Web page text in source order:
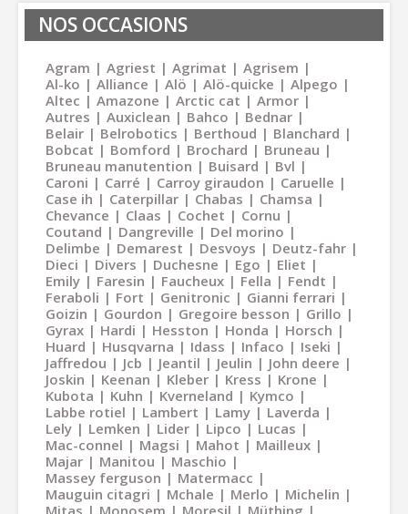
NOS OCCASIONS
Agram Agriest Agrimat
Agrisem
Al-ko
Alliance Alö Alö-quicke
Alpego
Altec
Amazone Arctic cat
Armor
Autres
Auxiclean Bahco
Bednar
Belair
Belrobotics Berthoud
Blanchard
Bobcat
Bomford Brochard
Bruneau
Bruneau manutention
Buisard
Bvl
Caroni
Carré Carroy giraudon
Caruelle
Case ih
Caterpillar Chabas
Chamsa
Chevance
Claas Cochet
Cornu
Coutand
Dangreville
Del morino
Delimbe
Demarest Desvoys
Deutz-fahr
Dieci
Divers Duchesne Ego
Eliet
Emily
Faresin Faucheux Fella
Fendt
Feraboli
Fort Genitronic
Gianni ferrari
Goizin
Gourdon Gregoire besson
Grillo
Gyrax
Hardi Hesston Honda
Horsch
Huard
Husqvarna Idass Infaco
Iseki
Jaffredou
Jcb Jeantil Jeulin
John deere
Joskin
Keenan Kleber Kress
Krone
Kubota
Kuhn Kverneland
Kymco
Labbe rotiel
Lambert Lamy
Laverda
Lely
Lemken Lider Lipco
Lucas
Mac-connel
Magsi Mahot
Mailleux
Majar
Manitou
Maschio
Massey ferguson
Matermacc
Mauguin citagri
Mchale Merlo
Michelin
Mitas
Monosem Moresil
Müthing